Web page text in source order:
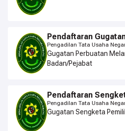
Pendaftaran
Melanggar
Pejabat
Overheidsdaad)
Pengadilan Tata Usaha
Gugatan Perbuatan
Badan/Pejabat
Pendaftaran
Umum
Pengadilan Tata Usaha
Gugatan Sengketa